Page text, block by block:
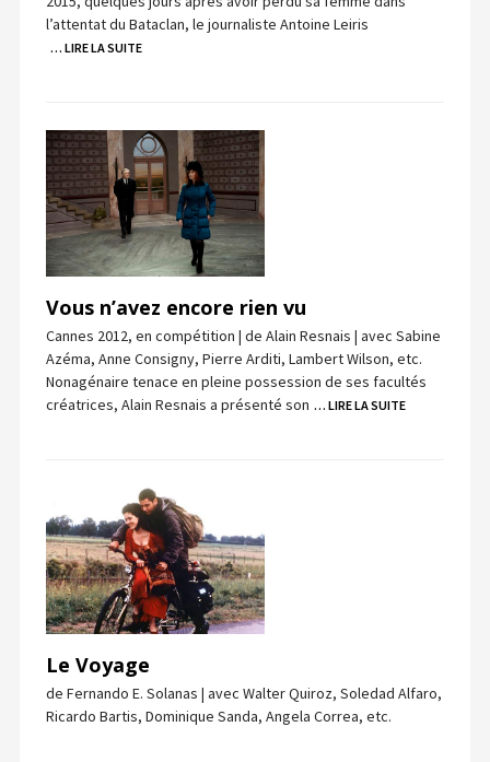
l’attentat du Bataclan, le journaliste Antoine Leiris
… LIRE LA SUITE
Vous n’avez encore rien vu
Cannes 2012, en compétition | de Alain Resnais | avec Sabine
Azéma, Anne Consigny, Pierre Arditi, Lambert Wilson, etc.
Nonagénaire tenace en pleine possession de ses facultés
créatrices, Alain Resnais a présenté son … LIRE LA SUITE
Le Voyage
de Fernando E. Solanas | avec Walter Quiroz, Soledad Alfaro,
Ricardo Bartis, Dominique Sanda, Angela Correa, etc.